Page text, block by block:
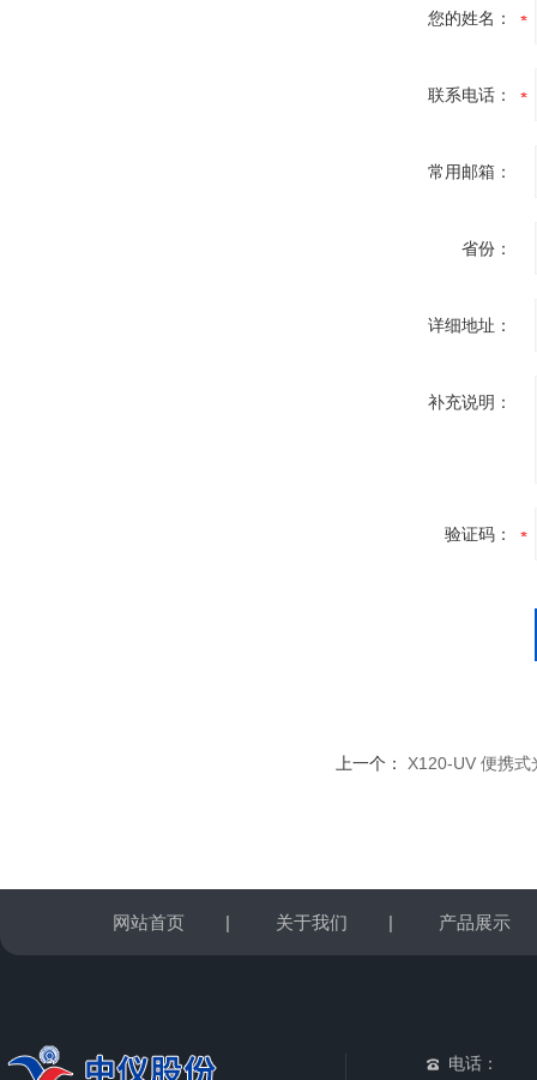
您的姓名：
联系电话：
常用邮箱：
省份：
详细地址：
补充说明：
验证码：
上一个： X120-UV 便携
网站首页 | 关于我们 | 产品展示
电话：